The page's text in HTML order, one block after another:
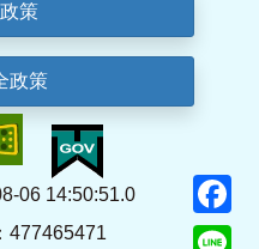
策
政策
06 14:50:51.0
477465471